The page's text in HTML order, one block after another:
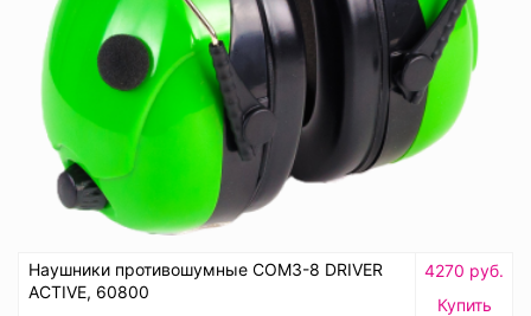
Наушники противошумные СОМЗ-8 DRIVER
ACTIVE, 60800
4270 руб.
Купить